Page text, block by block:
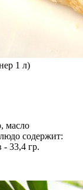
1 л)
масло
содержит:
- 33,4 гр.